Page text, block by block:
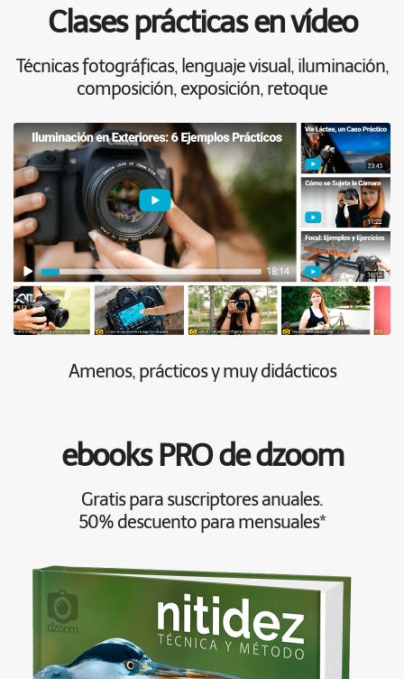
Clases prácticas en vídeo
Técnicas fotográficas, lenguaje visual, iluminación,
composición, exposición, retoque
Amenos, prácticos y muy didácticos
ebooks PRO de dzoom
Gratis para suscriptores anuales.
50% descuento para mensuales*